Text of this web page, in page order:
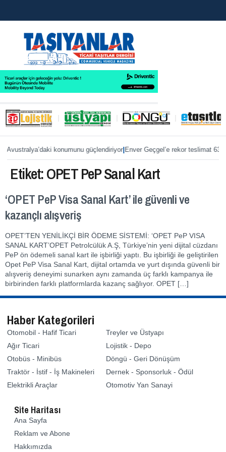
Avustralya’daki konumunu güçlendiriyor|Enver Geçgel’e rekor teslimat 63
Etiket:OPET PeP Sanal Kart
‘OPET PeP Visa Sanal Kart’ ile güvenli ve
kazançlı alışveriş
OPET’TEN YENİLİKÇİ BİR ÖDEME SİSTEMİ: ‘OPET PeP VISA
SANAL KART’OPET Petrolcülük A.Ş, Türkiye’nin yeni dijital cüzdanı
PeP ön ödemeli sanal kart ile işbirliği yaptı. Bu işbirliği ile geliştirilen
Opet PeP Visa Sanal Kart, dijital ortamda ve yurt dışında güvenli bir
alışveriş deneyimi sunarken aynı zamanda üç farklı kampanya ile
birbirinden farklı platformlarda kazanç sağlıyor. OPET […]
Haber Kategorileri
Otomobil - Hafif Ticari
Ağır Ticari
Otobüs - Minibüs
Traktör - İstif - İş Makineleri
Elektrikli Araçlar
Treyler ve Üstyapı
Lojistik - Depo
Döngü - Geri Dönüşüm
Dernek - Sponsorluk - Ödül
Otomotiv Yan Sanayi
Site Haritası
Ana Sayfa
Reklam ve Abone
Hakkımızda